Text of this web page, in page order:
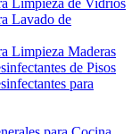
Limpieza de Vidrios
Lavado de
Limpieza Maderas
de Pisos
para